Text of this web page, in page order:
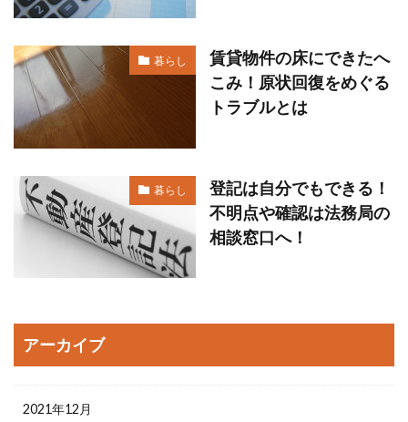
暮らし
賃貸物件の床にできたへ
こみ！原状回復をめぐる
トラブルとは
暮らし
登記は自分でもできる！
不明点や確認は法務局の
相談窓口へ！
アーカイブ
2021年12月